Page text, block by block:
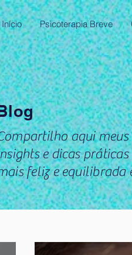
Início Psicoterapia Breve
aqui meus
e dicas
feliz e equilibrada